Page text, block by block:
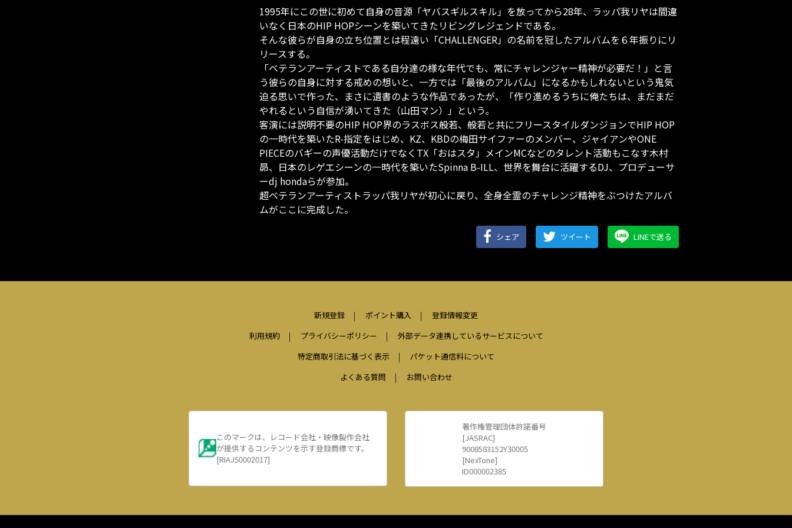
1995年にこの世に初めて自身の音源「ヤバスギルスキル」を放ってから28年、ラッパ我リヤは間違
いなく日本のHIP HOPシーンを築いてきたリビングレジェンドである。
そんな彼らが自身の立ち位置とは程遠い「CHALLENGER」の名前を冠したアルバムを６年振りにリ
リースする。
「ベテランアーティストである自分達の様な年代でも、常にチャレンジャー精神が必要だ！」と言
う彼らの自身に対する戒めの想いと、一方では「最後のアルバム」になるかもしれないという鬼気
迫る思いで作った、まさに遺書のような作品であったが、「作り進めるうちに俺たちは、まだまだ
やれるという自信が湧いてきた（山田マン）」という。
客演には説明不要のHIP HOP界のラスボス般若、般若と共にフリースタイルダンジョンでHIP HOP
の一時代を築いたR-指定をはじめ、KZ、KBDの梅田サイファーのメンバー、ジャイアンやONE
PIECEのバギーの声優活動だけでなくTX「おはスタ」メインMCなどのタレント活動もこなす木村
昴、日本のレゲエシーンの一時代を築いたSpinna B-ILL、世界を舞台に活躍するDJ、プロデューサ
ーdj hondaらが参加。
超ベテランアーティストラッパ我リヤが初心に戻り、全身全霊のチャレンジ精神をぶつけたアルバ
ムがここに完成した。
シェア ツイート LINEで送る
新規登録 ポイント購入
登録情報変更
利用規約
プライバシーポリシー
外部データ連携しているサービスについて
特定商取引法に基づく表示
パケット通信料について
よくある質問
お問い合わせ
このマークは、レコード会社・映像製作会社
が提供するコンテンツを示す登録商標です。
[RIAJ50002017]
著作権管理団体許諾番号
[JASRAC]
9008583152Y30005
[NexTone]
ID000002385